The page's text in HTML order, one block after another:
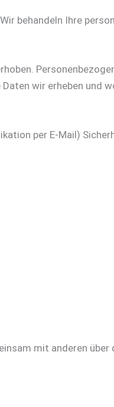
behandeln Ihre
wir erheben und
per E-Mail)
mit anderen